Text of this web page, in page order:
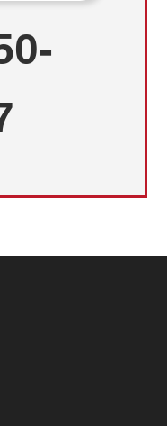
めの連絡
開催、新商品の
ビスに関する研
ビスのご案内や
ケティングでの